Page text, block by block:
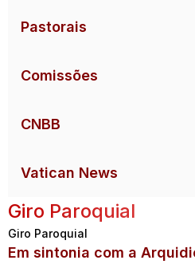
Pastorais
Comissões
CNBB
Vatican News
Giro Paroquial
Giro Paroquial
Em sintonia com a